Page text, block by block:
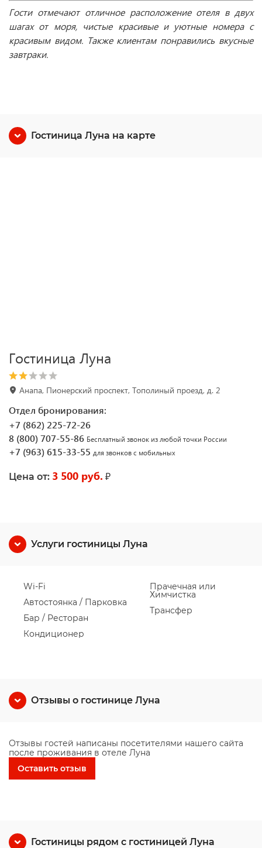
Гости отмечают отличное расположение отеля в двух
шагах от моря, чистые красивые и уютные номера с
красивым видом. Также клиентам понравились вкусные
завтраки.
Гостиница Луна на карте
Гостиница Луна
Анапа, Пионерский проспект, Тополиный проезд, д. 2
Отдел бронирования:
+7 (862) 225-72-26
8 (800) 707-55-86 Бесплатный звонок из любой точки России
+7 (963) 615-33-55 для звонков с мобильных
Цена от: 3 500 руб. ₽
Услуги гостиницы Луна
Wi-Fi
Автостоянка / Парковка
Бар / Ресторан
Кондиционер
Прачечная или
Химчистка
Трансфер
Отзывы о гостинице Луна
Отзывы гостей написаны посетителями нашего сайта
после проживания в отеле Луна
Оставить отзыв
Гостиницы рядом с гостиницей Луна